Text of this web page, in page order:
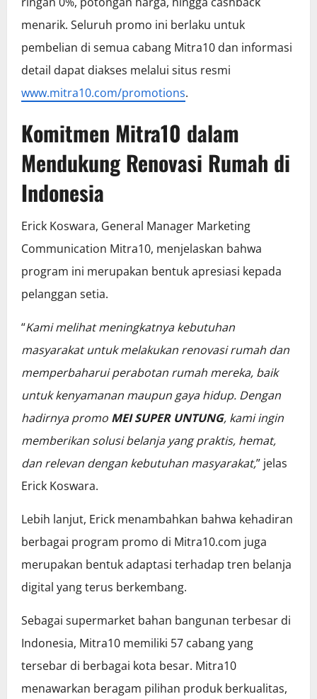
menarik. Seluruh promo ini berlaku untuk
pembelian di semua cabang Mitra10 dan informasi
detail dapat diakses melalui situs resmi
www.mitra10.com/promotions.
Komitmen Mitra10 dalam
Mendukung Renovasi Rumah di
Indonesia
Erick Koswara, General Manager Marketing
Communication Mitra10, menjelaskan bahwa
program ini merupakan bentuk apresiasi kepada
pelanggan setia.
“Kami melihat meningkatnya kebutuhan
masyarakat untuk melakukan renovasi rumah dan
memperbaharui perabotan rumah mereka, baik
untuk kenyamanan maupun gaya hidup. Dengan
hadirnya promo MEI SUPER UNTUNG, kami ingin
memberikan solusi belanja yang praktis, hemat,
dan relevan dengan kebutuhan masyarakat,” jelas
Erick Koswara.
Lebih lanjut, Erick menambahkan bahwa kehadiran
berbagai program promo di Mitra10.com juga
merupakan bentuk adaptasi terhadap tren belanja
digital yang terus berkembang.
Sebagai supermarket bahan bangunan terbesar di
Indonesia, Mitra10 memiliki 57 cabang yang
tersebar di berbagai kota besar. Mitra10
menawarkan beragam pilihan produk berkualitas,